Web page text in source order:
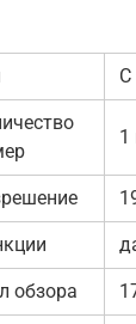
С
1
обзора